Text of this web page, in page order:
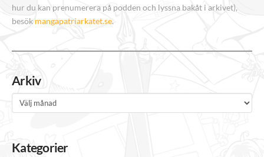
hur du kan prenumerera på podden och lyssna bakåt i arkivet),
besök mangapatriarkatet.se.
Arkiv
Arkiv
Kategorier